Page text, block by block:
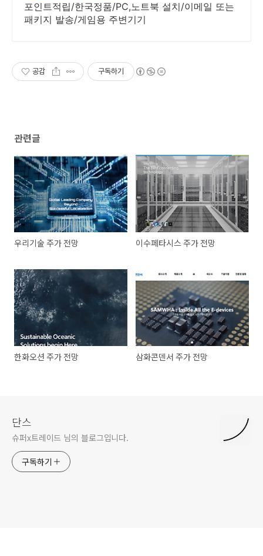
포인트적립/한국정품/PC,노트북 설치/이메일 또는
패키지 발송/게임용 주변기기
공감 구독하기
관련글
우리기술 주가 전망 이수페타시스 주가 전망
한화오션 주가 전망 삼화콘덴서 주가 전망
단스
슈퍼x트레이드 님의 블로그입니다.
구독하기